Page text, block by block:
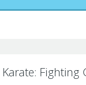
Fighting